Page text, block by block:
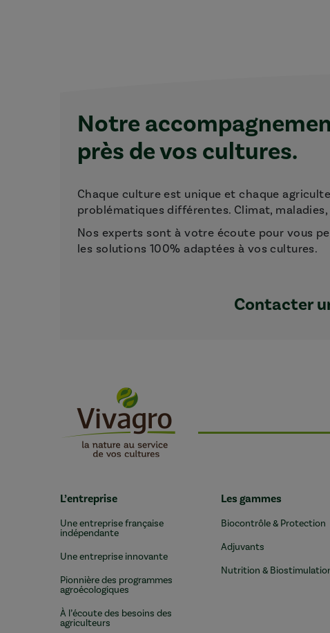
Notre
près de vos cultures.
Chaque culture est unique et chaque
problématiques différentes. Climat, maladies,
Nos experts sont à votre écoute pour vous
les solutions 100% adaptées à vos cultures.
Contacter
L’entreprise
Une entreprise française
indépendante
Une entreprise innovante
Pionnière des programmes
agroécologiques
À l’écoute des besoins des
agriculteurs
Les gammes
Biocontrôle & Protection
Adjuvants
Nutrition &